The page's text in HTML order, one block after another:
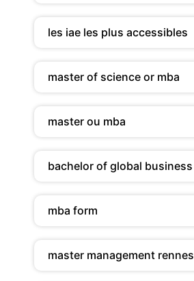
les iae les plus accessibles
master of science or mba
master ou mba
bachelor of global business
mba form
master management rennes